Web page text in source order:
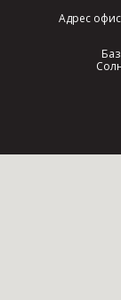
Адрес